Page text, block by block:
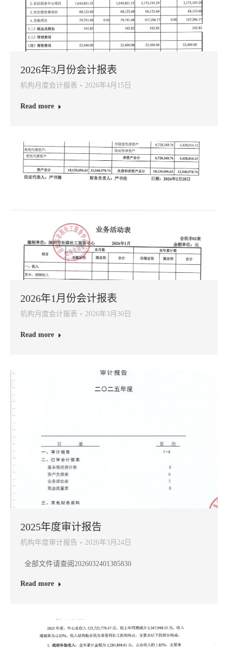
2026年3月份会计报表
机构月度会计报表 2026年4月15日
Read more
2026年1月份会计报表
机构月度会计报表 2026年3月30日
Read more
2025年度审计报告
机构年度审计报告 2026年3月24日
全部文件请查阅2026032401385830
Read more